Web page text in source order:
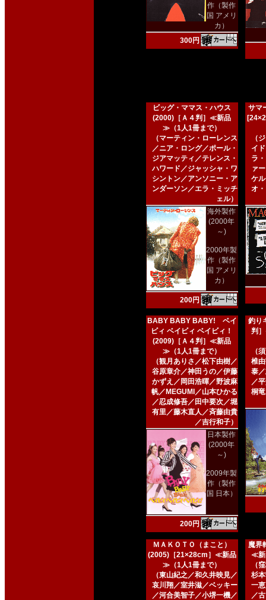
作（製作
国 アメリ
カ）
300円
ビッグ・ママス・ハウス
(2000)［Ａ４判］≪新品
≫（1人1冊まで）
（マーティン・ローレンス
／ニア・ロング／ポール・
ジアマッティ／テレンス・
ハワード／ジャッシャ・ワ
シントン／アンソニー・ア
ンダーソン／エラ・ミッチ
ェル）
海外製作
(2000年
～)
2000年製
作（製作
国 アメリ
カ）
200円
サマ
（
イ
ラ
ァ
ケ
オ
BABY BABY BABY! ベイ
ビィ ベイビィ ベイビィ！
(2009)［Ａ４判］≪新品
≫（1人1冊まで）
（観月ありさ／松下由樹／
谷原章介／神田うの／伊藤
かずえ／岡田浩暉／野波麻
帆／MEGUMI／山本ひかる
／忍成修吾／田中要次／堀
有里／藤木直人／斉藤由貴
／吉行和子）
日本製作
(2000年
～)
2009年製
作（製作
国 日本）
200円
釣り
判
（
椎
泰
／
桐
ＭＡＫＯＴＯ（まこと）
(2005)［21×28cm］≪新品
≫（1人1冊まで）
（東山紀之／和久井映見／
哀川翔／室井滋／ベッキー
／河合美智子／小堺一機／
魔界
≪新
（
杉
一
／